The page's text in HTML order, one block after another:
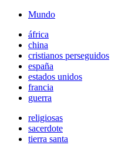
Mundo
áfrica
china
cristianos perseguidos
españa
estados unidos
francia
guerra
religiosas
sacerdote
tierra santa